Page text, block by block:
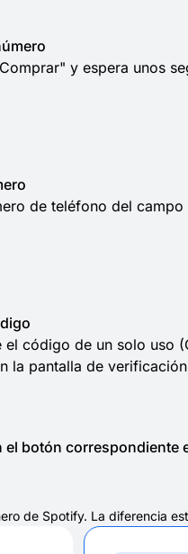
y espera unos
de teléfono del
el código de un solo uso
la pantalla de
botón
de Spotify. La diferencia